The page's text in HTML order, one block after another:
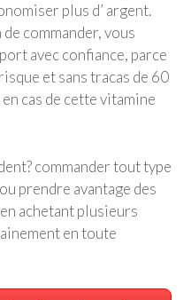
plus d’ argent.
commander, vous
avec confiance, parce
et sans tracas de 60
cas de cette vitamine
commander tout type
prendre avantage des
achetant plusieurs
en toute